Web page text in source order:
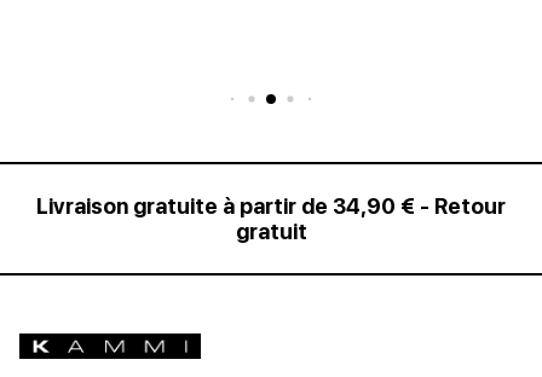
Livraison gratuite à partir de 34,90 € - Retour
gratuit